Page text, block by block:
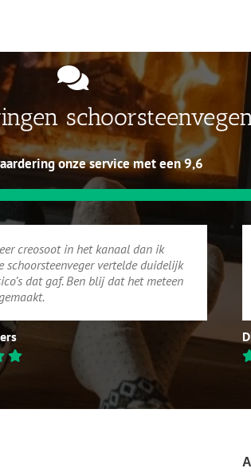
onze service met een 9,6
creosoot in het kanaal dan ik
schoorsteenveger vertelde duidelijk
dat gaf. Ben blij dat het meteen